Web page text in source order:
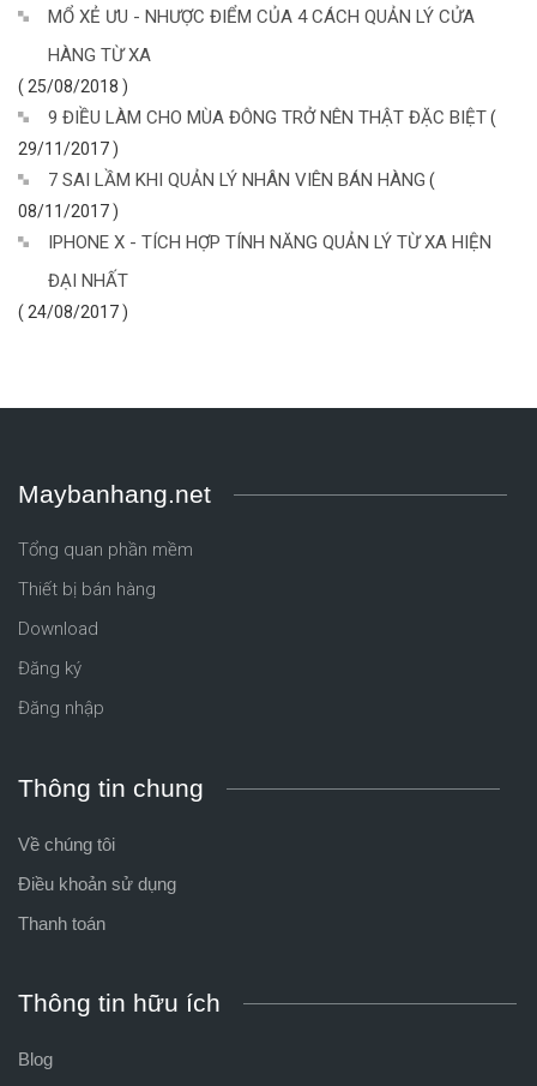
MỔ XẺ ƯU - NHƯỢC ĐIỂM CỦA 4 CÁCH QUẢN LÝ CỬA
HÀNG TỪ XA
( 25/08/2018 )
9 ĐIỀU LÀM CHO MÙA ĐÔNG TRỞ NÊN THẬT ĐẶC BIỆT(
29/11/2017 )
7 SAI LẦM KHI QUẢN LÝ NHÂN VIÊN BÁN HÀNG (
08/11/2017 )
IPHONE X - TÍCH HỢP TÍNH NĂNG QUẢN LÝ TỪ XA HIỆN
ĐẠI NHẤT
( 24/08/2017 )
Maybanhang.net
Tổng quan phần mềm
Thiết bị bán hàng
Download
Đăng ký
Đăng nhập
Thông tin chung
Về chúng tôi
Điều khoản sử dụng
Thanh toán
Thông tin hữu ích
Blog